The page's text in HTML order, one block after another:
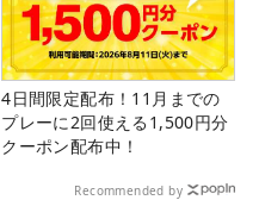
4日間限定配布！11月までの
プレーに2回使える1,500円分
クーポン配布中！
Recommended by